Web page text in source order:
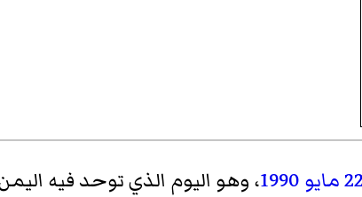
22 مايو 1990، وهو اليوم الذي توحد فيه